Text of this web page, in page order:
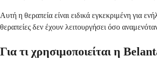
Αυτή η θεραπεία είναι ειδικά εγκεκριμένη για
θεραπείες δεν έχουν λειτουργήσει όσο
Για τι χρησιμοποιείται η